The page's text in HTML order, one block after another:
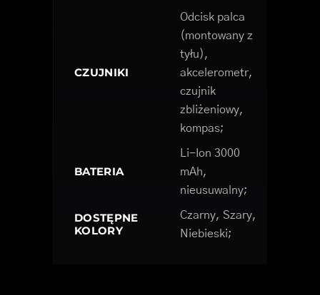
CZUJNIKI
Odcisk palca
(montowany z
tyłu),
akcelerometr,
czujnik
zbliżeniowy,
kompas;
BATERIA
Li-Ion 3000
mAh,
nieusuwalny;
DOSTĘPNE
KOLORY
Czarny, Szary,
Niebieski;